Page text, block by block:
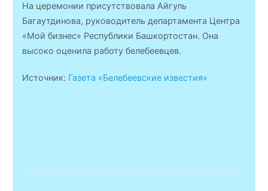
На церемонии присутствовала Айгуль
Багаутдинова, руководитель департамента Центра
«Мой бизнес» Республики Башкортостан. Она
высоко оценила работу белебеевцев.
Источник: Газета «Белебеевские известия»